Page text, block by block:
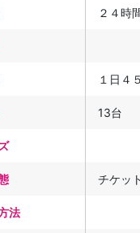
２４時
１日４
13台
チケッ
法